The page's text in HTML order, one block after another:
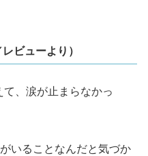
ビューより）
て、涙が止まらなかっ
がいることなんだと気づか